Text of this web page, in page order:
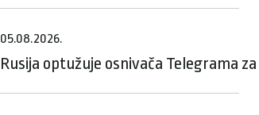
05.08.2026.
Rusija optužuje osnivača Telegrama